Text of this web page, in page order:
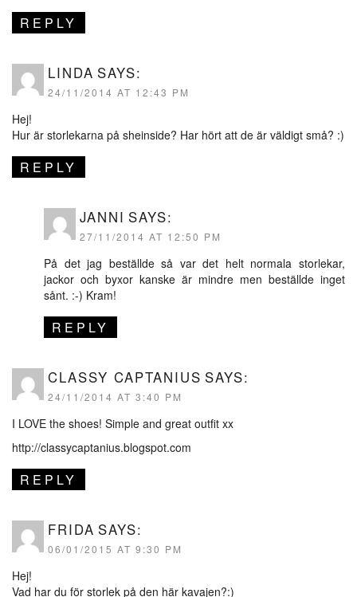
REPLY
LINDA SAYS:
24/11/2014 AT 12:43 PM
Hej!
Hur är storlekarna på sheinside? Har hört att de är väldigt små? :)
REPLY
JANNI SAYS:
27/11/2014 AT 12:50 PM
På det jag beställde så var det helt normala storlekar,
jackor och byxor kanske är mindre men beställde inget
sånt. :-) Kram!
REPLY
CLASSY CAPTANIUS SAYS:
24/11/2014 AT 3:40 PM
I LOVE the shoes! Simple and great outfit xx
http://classycaptanius.blogspot.com
REPLY
FRIDA SAYS:
06/01/2015 AT 9:30 PM
Hej!
Vad har du för storlek på den här kavajen?:)